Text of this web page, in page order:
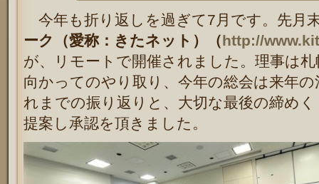
今年も折り返しを過ぎて7月です。先月
ーク（愛称：きたネット）（http://
が、リモートで開催されました。理事は
向かってのやり取り、今年の総会は来年
れまでの振り返りと、大切な最後の締め
提案し承認を頂きました。